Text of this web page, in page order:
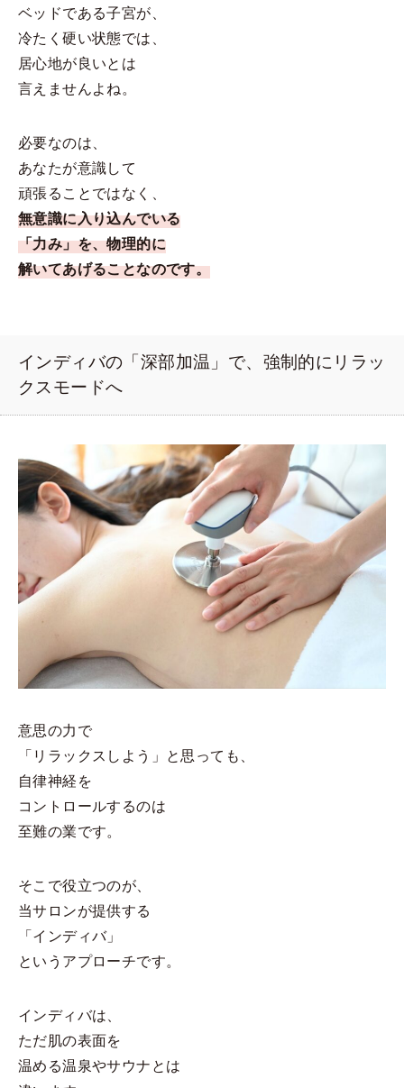
ベッドである子宮が、
冷たく硬い状態では、
居心地が良いとは
言えませんよね。
必要なのは、
あなたが意識して
頑張ることではなく、
無意識に入り込んでいる
「力み」を、物理的に
解いてあげることなのです。
インディバの「深部加温」で、強制的にリラッ
クスモードへ
意思の力で
「リラックスしよう」と思っても、
自律神経を
コントロールするのは
至難の業です。
そこで役立つのが、
当サロンが提供する
「インディバ」
というアプローチです。
インディバは、
ただ肌の表面を
温める温泉やサウナとは